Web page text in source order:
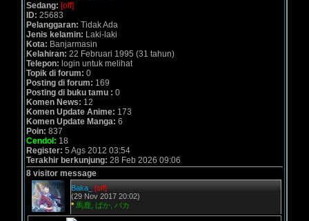
Sedang: [off]
ID: 25683
Pelanggaran: Tidak Ada
Jenis kelamin: Laki-laki
Kota: Banjarmasin
Kelahiran: 22 Februari 1995 (31 tahun)
Telepon: login untuk melihat
Topik di forum: 0
Posting di forum: 169
Posting di buku tamu : 0
Komen News: 12
Komen Update Anime: 173
Komen Update Manga: 6
Poin: 837
Cendol: 18
Register: 5 Ags 2012 03:54
Terakhir berkunjung: 28 Feb 2026 09:06
8 visitor message
Baka_
[off]
(29 Nov 2017 20:02)
* 馬鹿, ばか, バカ